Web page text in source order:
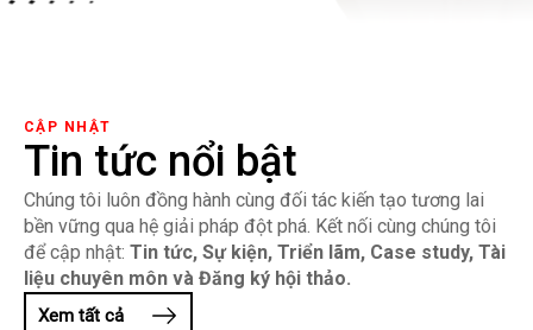
CẬP NHẬT
Tin tức nổi bật
Chúng tôi luôn đồng hành cùng đối tác kiến tạo tương lai
bền vững qua hệ giải pháp đột phá. Kết nối cùng chúng tôi
để cập nhật: Tin tức, Sự kiện, Triển lãm, Case study, Tài
liệu chuyên môn và Đăng ký hội thảo.​​
Xem tất cả